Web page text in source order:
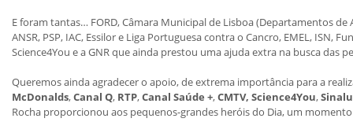
E foram tantas… FORD, Câmara Municipal de Lisboa (Departamentos
ANSR, PSP, IAC, Essilor e Liga Portuguesa contra o Cancro, EMEL, ISN,
Science4You e a GNR que ainda prestou uma ajuda extra na busca das
Queremos ainda agradecer o apoio, de extrema importância para a
McDonalds,Canal Q, RTP,Canal Saúde +,CMTV, Science4You,
Rocha proporcionou aos pequenos-grandes heróis do Dia, um